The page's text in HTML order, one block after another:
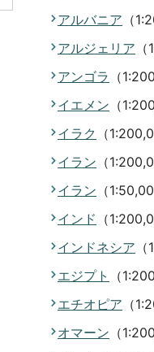
アルバニア （
アルジェリア
アンゴラ （
イエメン （
イラク
（
イラン （
イラン （
インド （
インドネシア
エジプト
（
エチオピア （
オマーン （